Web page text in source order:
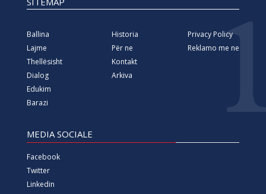
Ballina
Lajme
Thellësisht
Dialog
Edukim
Barazi
Historia
Për ne
Kontakt
Arkiva
Privacy Policy
Reklamo me ne
MEDIA SOCIALE
Facebook
Twitter
Linkedin